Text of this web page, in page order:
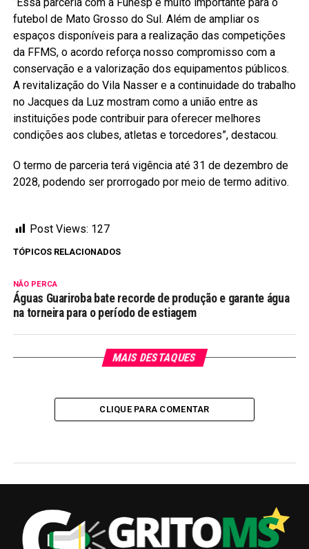
futebol de Mato Grosso do Sul. Além de ampliar os
espaços disponíveis para a realização das competições
da FFMS, o acordo reforça nosso compromisso com a
conservação e a valorização dos equipamentos públicos.
A revitalização do Vila Nasser e a continuidade do trabalho
no Jacques da Luz mostram como a união entre as
instituições pode contribuir para oferecer melhores
condições aos clubes, atletas e torcedores”, destacou.
O termo de parceria terá vigência até 31 de dezembro de
2028, podendo ser prorrogado por meio de termo aditivo.
Post Views: 127
TÓPICOS RELACIONADOS
NÃO PERCA
Águas Guariroba bate recorde de produção e garante água
na torneira para o período de estiagem
MAIS DESTAQUES
CLIQUE PARA COMENTAR